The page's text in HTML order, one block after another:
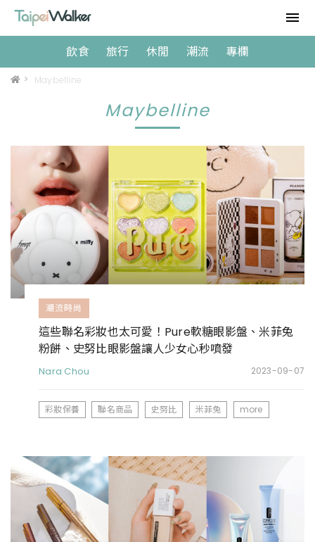
飲食 旅行 休閒 潮流 專欄
> Maybelline
Maybelline
潮流時尚
這些聯名彩妝也太可愛！Pure軟糖眼影盤、米菲兔
粉餅、史努比眼影盤讓人少女心秒噴發
Nara Chou 2023-09-07
彩妝保養 聯名商品 史努比 米菲兔 more